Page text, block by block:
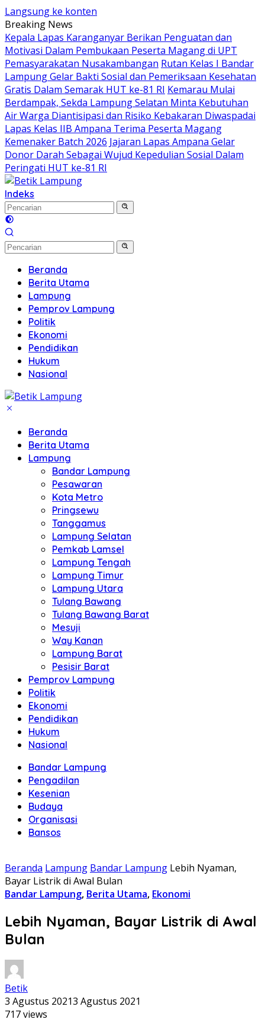
Langsung ke konten
Breaking News
Kepala Lapas Karanganyar Berikan Penguatan dan
Motivasi Dalam Pembukaan Peserta Magang di UPT
Pemasyarakatan Nusakambangan Rutan Kelas I Bandar
Lampung Gelar Bakti Sosial dan Pemeriksaan Kesehatan
Gratis Dalam Semarak HUT ke-81 RI Kemarau Mulai
Berdampak, Sekda Lampung Selatan Minta Kebutuhan
Air Warga Diantisipasi dan Risiko Kebakaran Diwaspadai
Lapas Kelas IIB Ampana Terima Peserta Magang
Kemenaker Batch 2026 Jajaran Lapas Ampana Gelar
Donor Darah Sebagai Wujud Kepedulian Sosial Dalam
Peringati HUT ke-81 RI
Indeks
Beranda
Berita Utama
Lampung
Pemprov Lampung
Politik
Ekonomi
Pendidikan
Hukum
Nasional
Beranda
Berita Utama
Lampung
Bandar Lampung
Pesawaran
Kota Metro
Pringsewu
Tanggamus
Lampung Selatan
Pemkab Lamsel
Lampung Tengah
Lampung Timur
Lampung Utara
Tulang Bawang
Tulang Bawang Barat
Mesuji
Way Kanan
Lampung Barat
Pesisir Barat
Pemprov Lampung
Politik
Ekonomi
Pendidikan
Hukum
Nasional
Bandar Lampung
Pengadilan
Kesenian
Budaya
Organisasi
Bansos
Beranda Lampung Bandar Lampung Lebih Nyaman,
Bayar Listrik di Awal Bulan
Bandar Lampung, Berita Utama, Ekonomi
Lebih Nyaman, Bayar Listrik di Awal
Bulan
Betik
3 Agustus 20213 Agustus 2021
717 views